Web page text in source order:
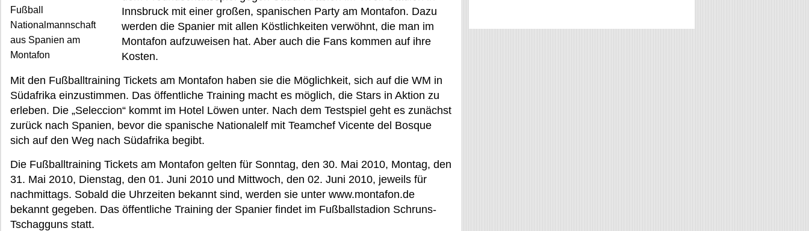
Fußball
Nationalmannschaft
aus Spanien am
Montafon
Innsbruck mit einer großen, spanischen Party am Montafon. Dazu
werden die Spanier mit allen Köstlichkeiten verwöhnt, die man im
Montafon aufzuweisen hat. Aber auch die Fans kommen auf ihre
Kosten.
Mit den Fußballtraining Tickets am Montafon haben sie die Möglichkeit, sich auf die WM in
Südafrika einzustimmen. Das öffentliche Training macht es möglich, die Stars in Aktion zu
erleben. Die „Seleccion“ kommt im Hotel Löwen unter. Nach dem Testspiel geht es zunächst
zurück nach Spanien, bevor die spanische Nationalelf mit Teamchef Vicente del Bosque
sich auf den Weg nach Südafrika begibt.
Die Fußballtraining Tickets am Montafon gelten für Sonntag, den 30. Mai 2010, Montag, den
31. Mai 2010, Dienstag, den 01. Juni 2010 und Mittwoch, den 02. Juni 2010, jeweils für
nachmittags. Sobald die Uhrzeiten bekannt sind, werden sie unter www.montafon.de
bekannt gegeben. Das öffentliche Training der Spanier findet im Fußballstadion Schruns-
Tschagguns statt.